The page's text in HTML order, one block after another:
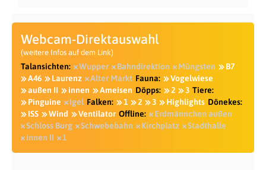
Webcam-Direktauswahl
(weitere Infos auf dem Link)
Talansichten: Wupper Bahndirektion Müngsten
B7
A46
Laurenz Alter Markt Fauna:
Vogelwiese
außen II
innen Ameisen Döpps: 2 3 Tiere:
Pinguine
Igel Falken: 1 2 3 Highlights Dönekes:
ISS
Wind Ventilator Offline:
Erdmännchen außen
Schloss Burg
Schwebebahn Kirchplatz
Stadthalle
innen II
1